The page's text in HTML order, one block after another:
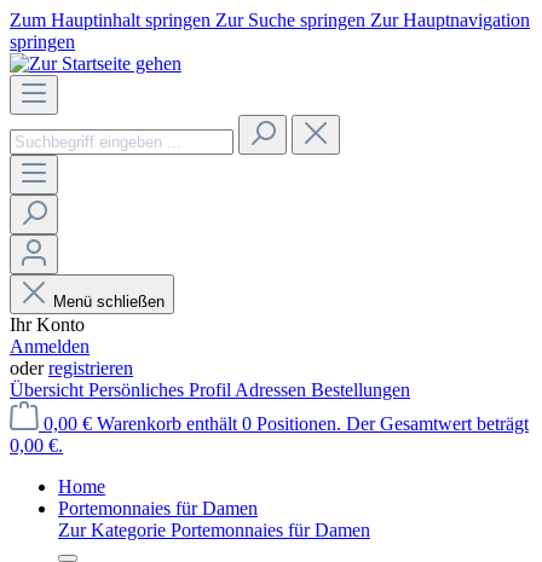
Zum Hauptinhalt springen Zur Suche springen Zur Hauptnavigation
springen
Menü schließen
Ihr Konto
Anmelden
oderregistrieren
Übersicht Persönliches Profil Adressen Bestellungen
0,00 € Warenkorb enthält 0 Positionen. Der Gesamtwert beträgt
0,00 €.
Home
Portemonnaies für Damen
Zur Kategorie Portemonnaies für Damen